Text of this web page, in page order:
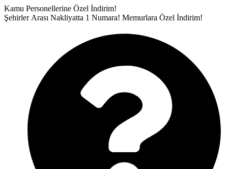
İçeriğe
atla
Kamu Personellerine Özel İndirim!
Şehirler Arası Nakliyatta 1 Numara! Memurlara Özel İndirim!